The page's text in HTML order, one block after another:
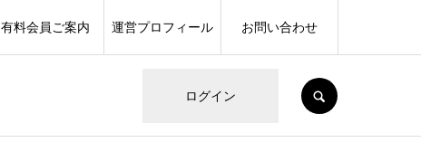
ログイン
有料会員ご案内 運営プロフィール お問い合わせ